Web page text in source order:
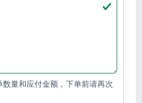
量和应付金额，下单前请再次